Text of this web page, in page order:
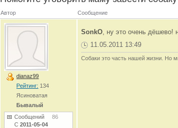
Автор Сообщение
dianaz99
Рейтинг: 134
Ясиноватая
Бывалый
Сообщений86
С2011-05-04
SonkO, ну это очень дёшево!
11.05.2011 13:49
Собаки это часть нашей жизни. Но